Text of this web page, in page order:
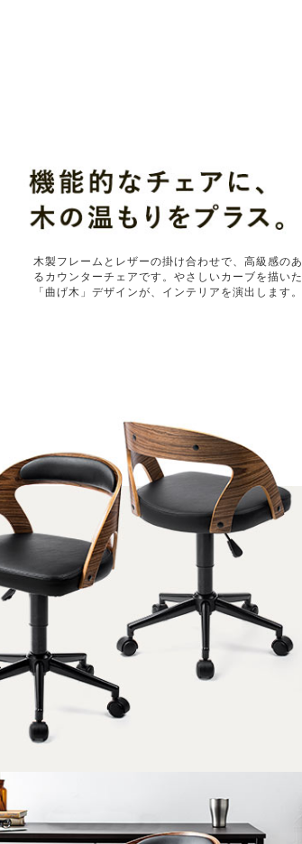
木製フレームとレザーの掛け合わせで、高級感のあ
るカウンターチェアです。やさしいカーブを描いた
「曲げ木」デザインが、インテリアを演出します。